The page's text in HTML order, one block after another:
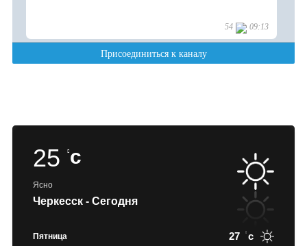
25 c
Ясно
Черкесск - Сегодня
Пятница 27 c